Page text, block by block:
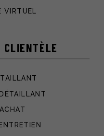
VIRTUEL
CLIENTÈLE